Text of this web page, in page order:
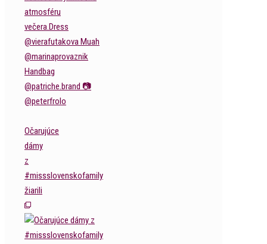
Očarujúce
dámy
z
#missslovenskofamily
žiarili